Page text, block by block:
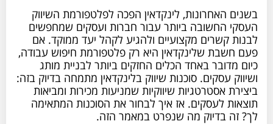
בשנים האחרונות, לינקדאין הפכה לפלטפורמת השיווק
העסקי החשובה ביותר עבור חברות ועסקים שמחפשים
לבנות קשרים מקצועיים ולהגיע לקהל יעד ממוקד. אם
פעם חשבת שלינקדאין היא רק פלטפורמת חיפוש עבודה,
כיום מדובר באחד הכלים החזקים ביותר לבניית מותג
ושיווק עסקים. סוכנות שיווק בלינקדאין מתמחה בדיוק בזה:
ביצירת אסטרטגיות שיווקיות שמניעות מכירות ומביאות
תוצאות לעסקים. אז איך לבחור את הסוכנות המתאימה
לך? זה בדיוק מה שנפרט במאמר הזה.